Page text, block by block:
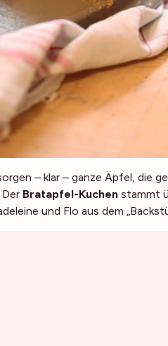
– klar – ganze Äpfel, die
Der Bratapfel-Kuchen stammt
und Flo aus dem